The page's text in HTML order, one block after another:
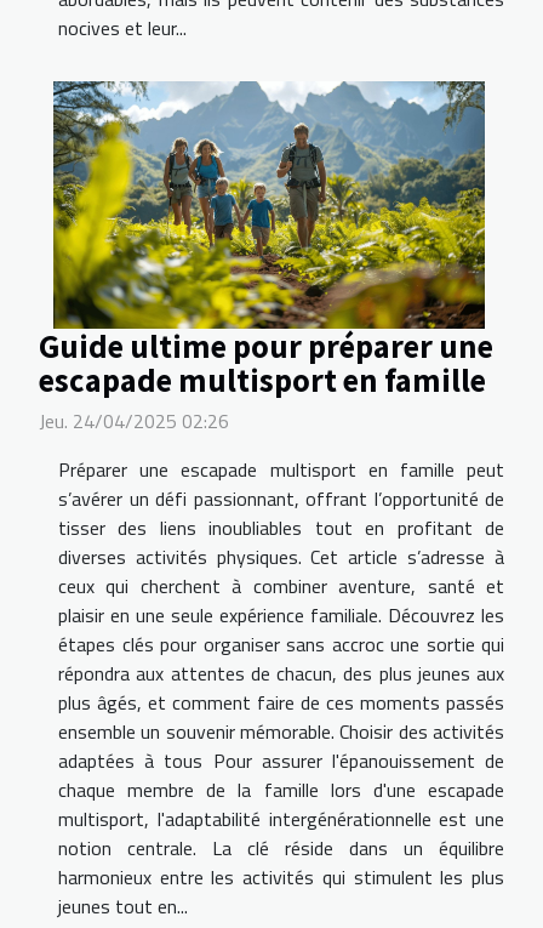
nocives et leur...
Guide ultime pour préparer une
escapade multisport en famille
Jeu. 24/04/2025 02:26
Préparer une escapade multisport en famille peut
s’avérer un défi passionnant, offrant l’opportunité de
tisser des liens inoubliables tout en profitant de
diverses activités physiques. Cet article s’adresse à
ceux qui cherchent à combiner aventure, santé et
plaisir en une seule expérience familiale. Découvrez les
étapes clés pour organiser sans accroc une sortie qui
répondra aux attentes de chacun, des plus jeunes aux
plus âgés, et comment faire de ces moments passés
ensemble un souvenir mémorable. Choisir des activités
adaptées à tous Pour assurer l'épanouissement de
chaque membre de la famille lors d'une escapade
multisport, l'adaptabilité intergénérationnelle est une
notion centrale. La clé réside dans un équilibre
harmonieux entre les activités qui stimulent les plus
jeunes tout en...